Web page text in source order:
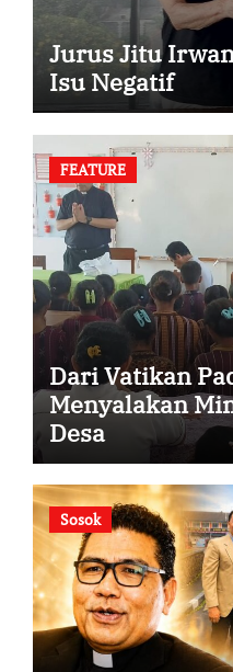
Jurus Jitu
Isu Negatif
FEATURE
Dari Vatikan
Menyalakan
Desa
Sosok